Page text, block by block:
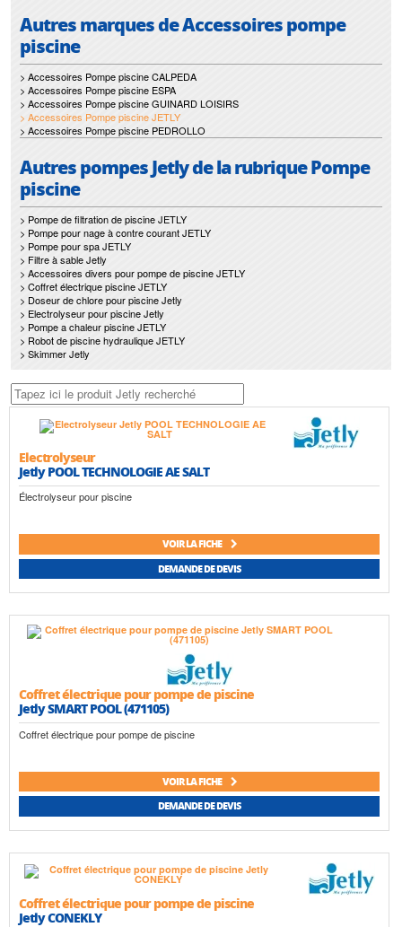
Autres marques de Accessoires pompe
piscine
> Accessoires Pompe piscine CALPEDA
> Accessoires Pompe piscine ESPA
> Accessoires Pompe piscine GUINARD LOISIRS
> Accessoires Pompe piscine JETLY
> Accessoires Pompe piscine PEDROLLO
Autres pompes Jetly de la rubrique Pompe
piscine
> Pompe de filtration de piscine JETLY
> Pompe pour nage à contre courant JETLY
> Pompe pour spa JETLY
> Filtre à sable Jetly
> Accessoires divers pour pompe de piscine JETLY
> Coffret électrique piscine JETLY
> Doseur de chlore pour piscine Jetly
> Electrolyseur pour piscine Jetly
> Pompe a chaleur piscine JETLY
> Robot de piscine hydraulique JETLY
> Skimmer Jetly
Electrolyseur
Jetly POOL TECHNOLOGIE AE SALT
Électrolyseur pour piscine
VOIR LA FICHE
DEMANDE DE DEVIS
Coffret électrique pour pompe de piscine
Jetly SMART POOL (471105)
Coffret électrique pour pompe de piscine
VOIR LA FICHE
DEMANDE DE DEVIS
Coffret électrique pour pompe de piscine
Jetly CONEKLY